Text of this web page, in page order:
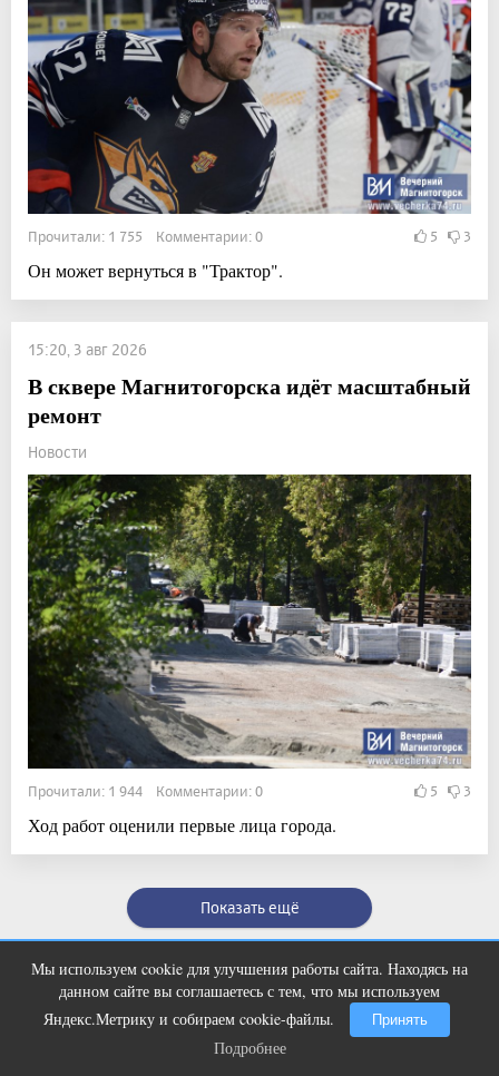
Прочитали: 1 755 Комментарии: 0 5 3
Он может вернуться в "Трактор".
15:20, 3 авг 2026
В сквере Магнитогорска идёт масштабный
ремонт
Новости
Прочитали: 1 944 Комментарии: 0 5 3
Ход работ оценили первые лица города.
Показать ещё
Полное или частичное воспроизведении материалов интернет-журнала «Вечерний
Магнитогорск» в печатном, электронном или ином виде возможна только с
Мы используем cookie для улучшения работы сайта. Находясь на
данном сайте вы соглашаетесь с тем, что мы используем
Яндекс.Метрику и собираем cookie-файлы.
Принять
Подробнее
Этот танец невесты оставит вас без
слов! Пересмотрела 10 раз
Подробнее